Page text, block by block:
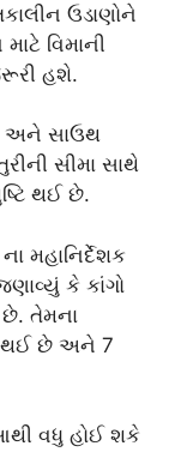
ઉડાણોને
વિમાની
હશે.
અને સાઉથ
સીમા સાથે
થઈ છે.
મહાનિર્દેશક
કે કાંગો
છે. તેમના
થઈ છે અને 7
વધુ હોઈ શકે